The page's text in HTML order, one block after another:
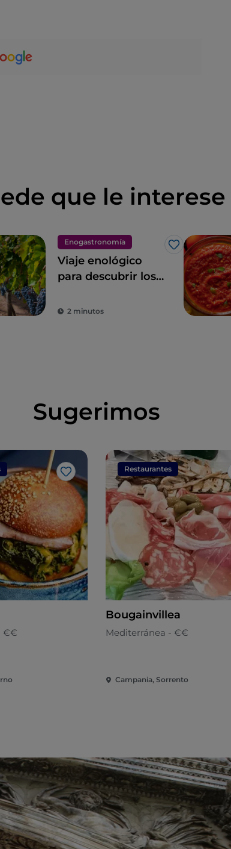
que le interese
Enogastronomía
Me gusta
Viaje enológico
para descubrir los
2 minutos
Sugerimos
Me gusta
€€
Restaurantes
Bougainvillea
Mediterránea - €€
Campania, Sorrento